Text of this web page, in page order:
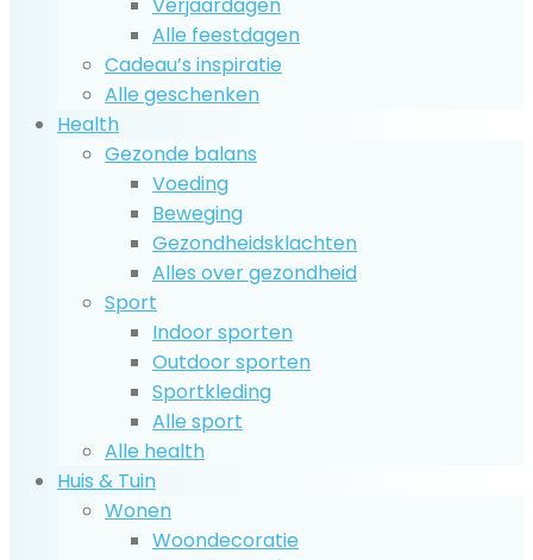
Alle feestdagen
Cadeau’s inspiratie
Alle geschenken
Health
Gezonde balans
Voeding
Beweging
Gezondheidsklachten
Alles over gezondheid
Sport
Indoor sporten
Outdoor sporten
Sportkleding
Alle sport
Alle health
Huis & Tuin
Wonen
Woondecoratie